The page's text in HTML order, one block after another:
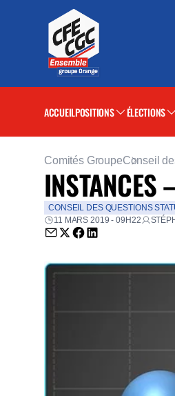
ACCUEILPOSITIONS ÉLECTIONS
Comités GroupeConseil
INSTANCES
CONSEIL DES QUESTIONS
11 MARS 2019 - 09H22
Envoyer par email
Partager sur Twitter
Partager sur
Partager sur